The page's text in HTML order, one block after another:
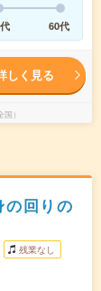
60代
しく見る
）
回りの
残業なし